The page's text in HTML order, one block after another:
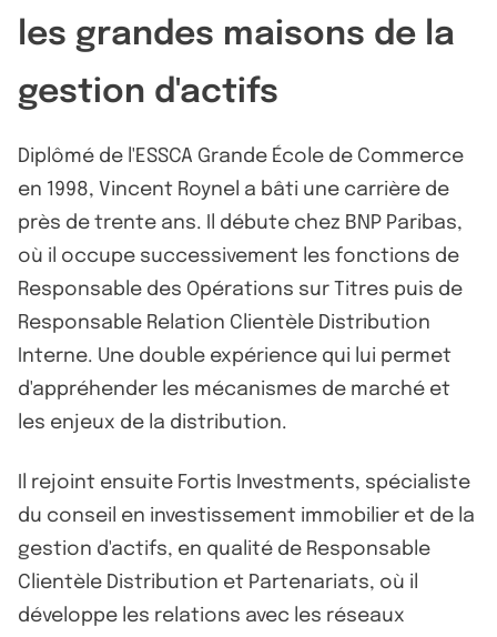
les grandes maisons de la
gestion d'actifs
Diplômé de l'ESSCA Grande École de Commerce
en 1998, Vincent Roynel a bâti une carrière de
près de trente ans. Il débute chez BNP Paribas,
où il occupe successivement les fonctions de
Responsable des Opérations sur Titres puis de
Responsable Relation Clientèle Distribution
Interne. Une double expérience qui lui permet
d'appréhender les mécanismes de marché et
les enjeux de la distribution.
Il rejoint ensuite Fortis Investments, spécialiste
du conseil en investissement immobilier et de la
gestion d'actifs, en qualité de Responsable
Clientèle Distribution et Partenariats, où il
développe les relations avec les réseaux